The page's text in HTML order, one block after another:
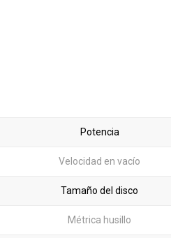
Potencia
Velocidad en vacío
Tamaño del disco
Métrica husillo